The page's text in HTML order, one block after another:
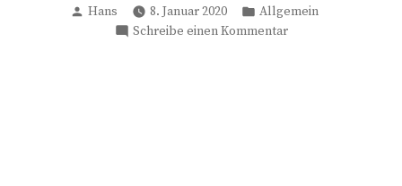
Verfasst
Hans 8. Januar 2020
Veröffentlicht
in
Allgemein
Schreibe einen Kommentarzu